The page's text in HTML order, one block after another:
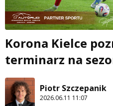
Korona Kielce
terminarz na
Piotr Szczepanik
2026.06.11 11:07